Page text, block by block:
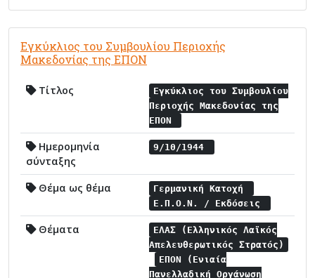
Εγκύκλιος του Συμβουλίου Περιοχής
Μακεδονίας της ΕΠΟΝ
Τίτλος
Εγκύκλιος του Συμβουλίου
Περιοχής Μακεδονίας της
ΕΠΟΝ
Ημερομηνία
σύνταξης
9/10/1944
Θέμα ως θέμα
Γερμανική Κατοχή
Ε.Π.Ο.Ν. / Εκδόσεις
Θέματα
ΕΛΑΣ (Ελληνικός Λαϊκός
Απελευθερωτικός Στρατός)
ΕΠΟΝ (Ενιαία
Πανελλαδική Οργάνωση